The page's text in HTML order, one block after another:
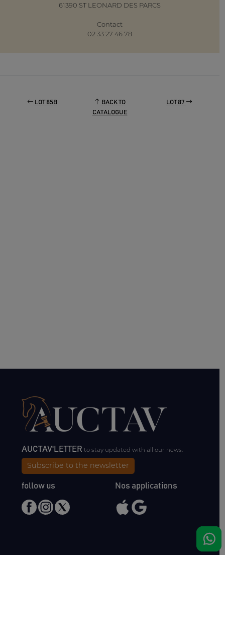
61390 ST LEONARD DES PARCS
Contact
02 33 27 46 78
LOT 85B
BACK TO
CATALOGUE
LOT 87
AUCTAV'LETTERto stay updated with all our news.
Subscribe to the newsletter
follow us Nos applications